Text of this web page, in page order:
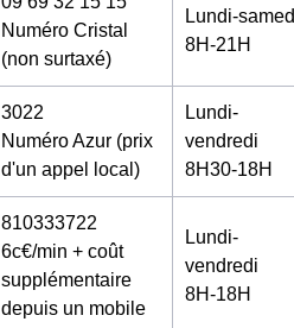
Numéro Cristal
(non surtaxé)
Lundi-
8H-21H
3022
Numéro Azur (prix
d'un appel local)
Lundi-
vendredi
8H30-18H
810333722
6c€/min + coût
supplémentaire
depuis un mobile
Lundi-
vendredi
8H-18H